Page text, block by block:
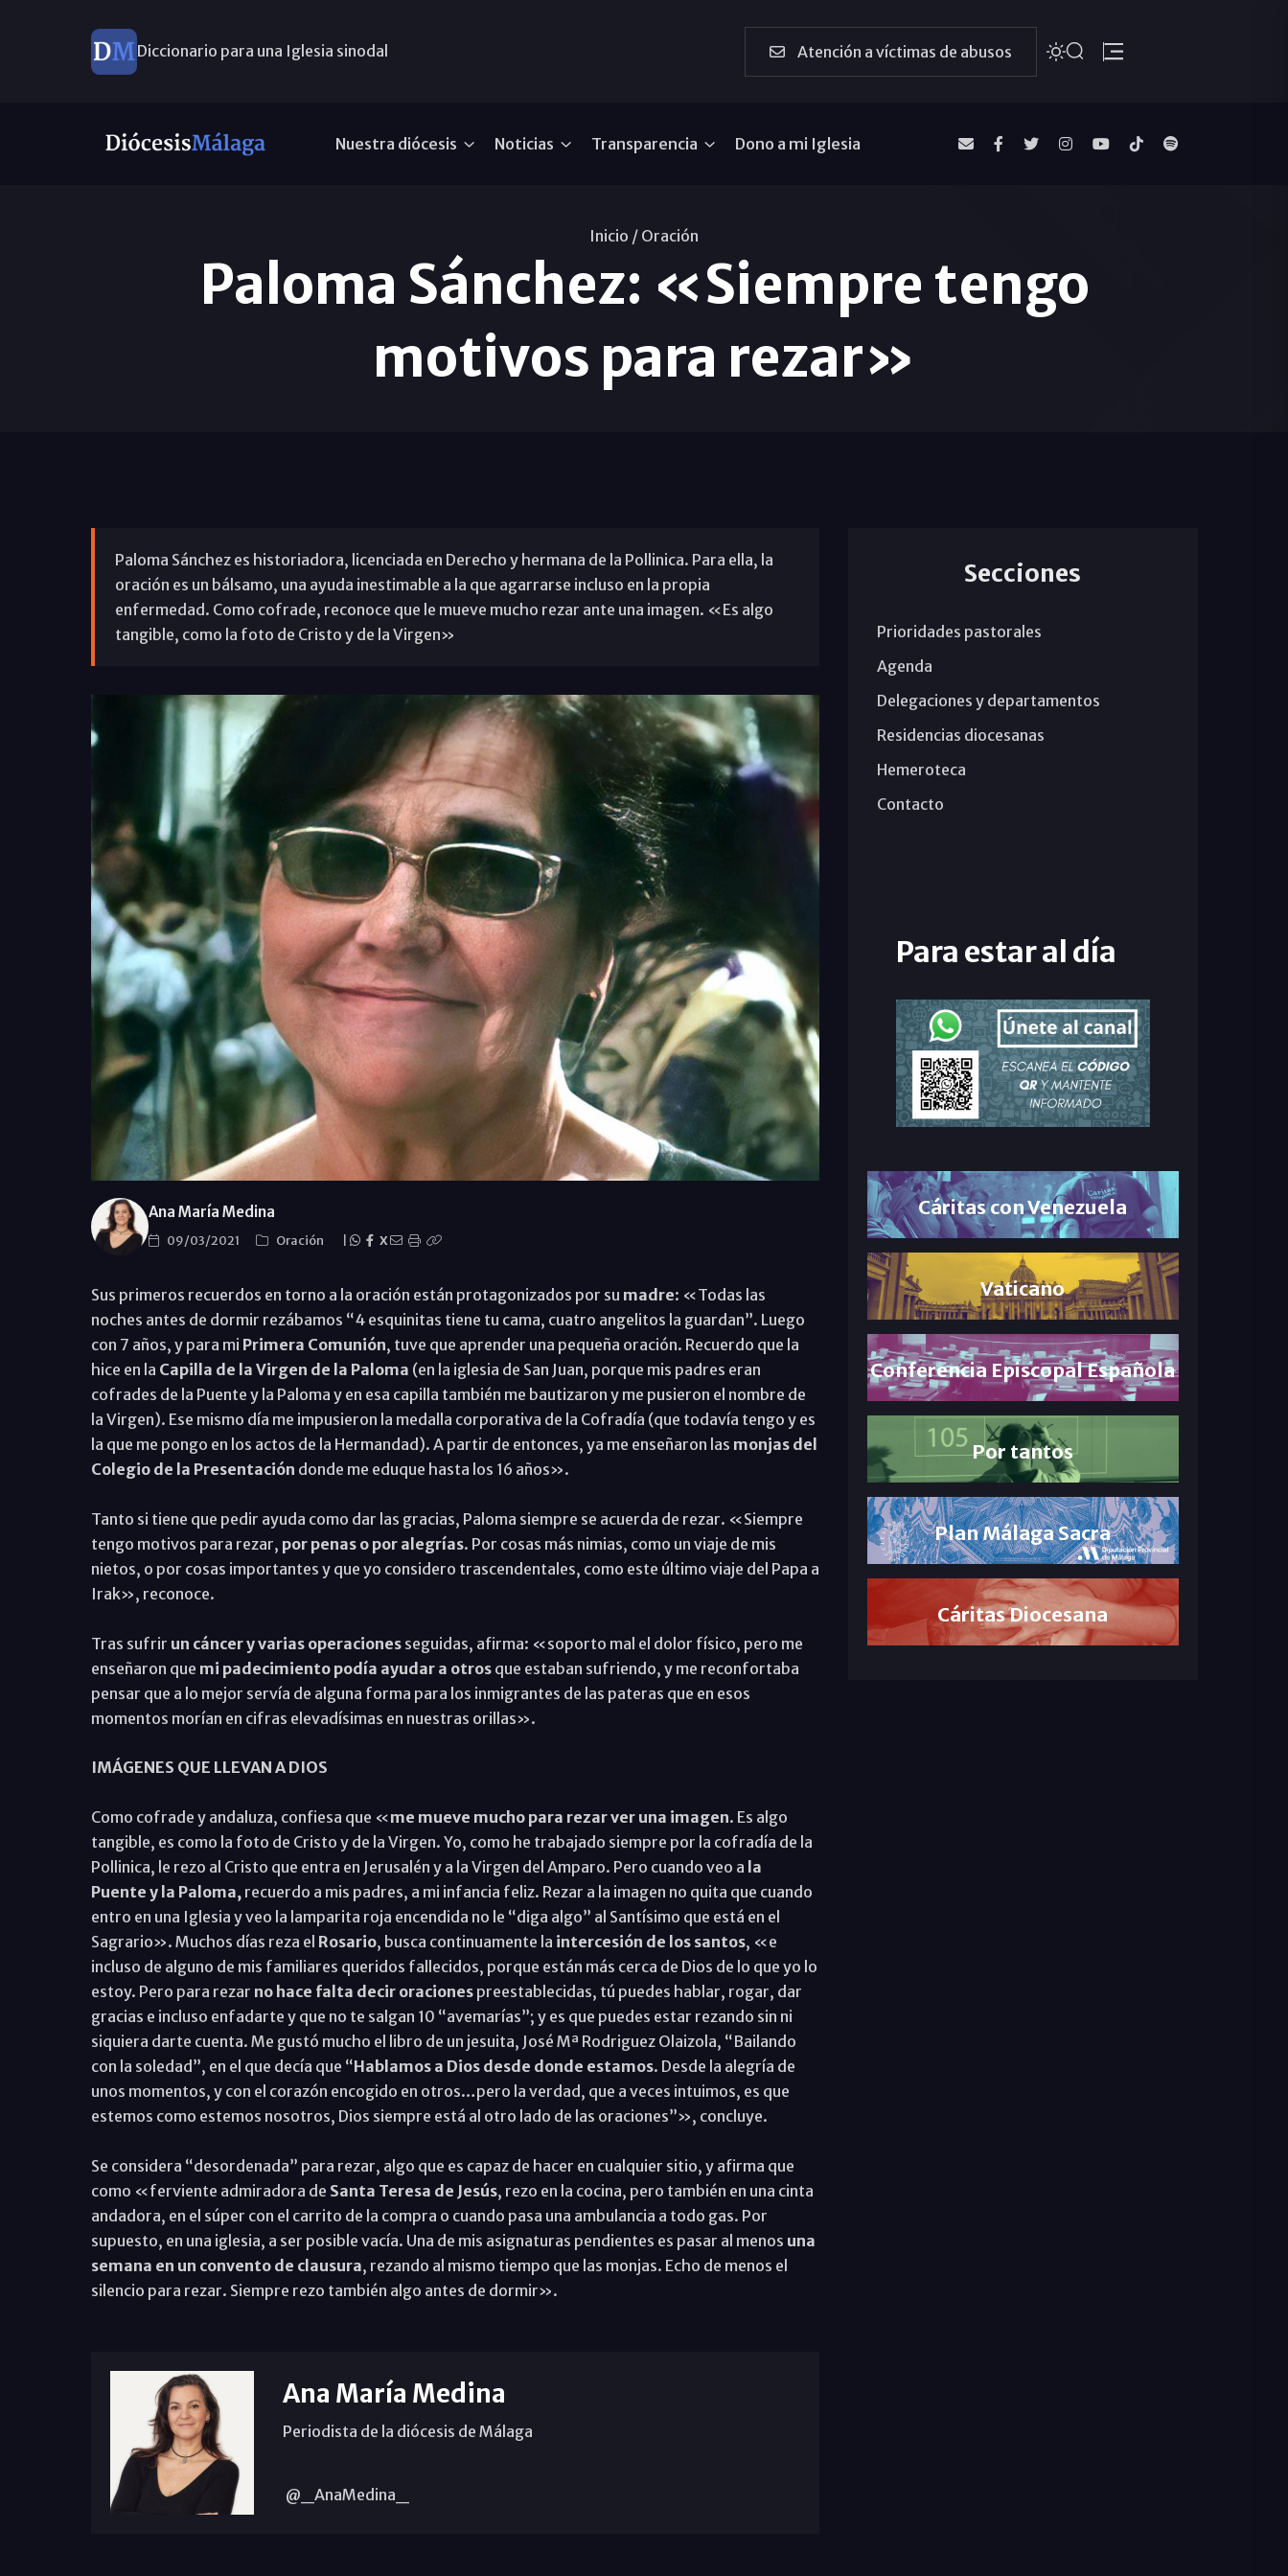
Diccionario para una Iglesia sinodal Atención a víctimas de abusos
Nuestra diócesis Noticias Transparencia Dono a mi Iglesia
Inicio / Oración
Paloma Sánchez: «Siempre tengo
motivos para rezar»
Paloma Sánchez es historiadora, licenciada en Derecho y hermana de la Pollinica. Para ella, la
oración es un bálsamo, una ayuda inestimable a la que agarrarse incluso en la propia
enfermedad. Como cofrade, reconoce que le mueve mucho rezar ante una imagen. «Es algo
tangible, como la foto de Cristo y de la Virgen»
Ana María Medina
09/03/2021 Oración X
Sus primeros recuerdos en torno a la oración están protagonizados por su madre: «Todas las
noches antes de dormir rezábamos “4 esquinitas tiene tu cama, cuatro angelitos la guardan”. Luego
con 7 años, y para mi Primera Comunión, tuve que aprender una pequeña oración. Recuerdo que la
hice en la Capilla de la Virgen de la Paloma (en la iglesia de San Juan, porque mis padres eran
cofrades de la Puente y la Paloma y en esa capilla también me bautizaron y me pusieron el nombre de
la Virgen). Ese mismo día me impusieron la medalla corporativa de la Cofradía (que todavía tengo y es
la que me pongo en los actos de la Hermandad). A partir de entonces, ya me enseñaron las monjas del
Colegio de la Presentación donde me eduque hasta los 16 años».
Tanto si tiene que pedir ayuda como dar las gracias, Paloma siempre se acuerda de rezar. «Siempre
tengo motivos para rezar, por penas o por alegrías. Por cosas más nimias, como un viaje de mis
nietos, o por cosas importantes y que yo considero trascendentales, como este último viaje del Papa a
Irak», reconoce.
Tras sufrir un cáncer y varias operacionesseguidas, afirma: «soporto mal el dolor físico, pero me
enseñaron que mi padecimiento podía ayudar a otrosque estaban sufriendo, y me reconfortaba
pensar que a lo mejor servía de alguna forma para los inmigrantes de las pateras que en esos
momentos morían en cifras elevadísimas en nuestras orillas».
IMÁGENES QUE LLEVAN A DIOS
Como cofrade y andaluza, confiesa que «me mueve mucho para rezar ver una imagen. Es algo
tangible, es como la foto de Cristo y de la Virgen. Yo, como he trabajado siempre por la cofradía de la
Pollinica, le rezo al Cristo que entra en Jerusalén y a la Virgen del Amparo. Pero cuando veo a la
Puente y la Paloma, recuerdo a mis padres, a mi infancia feliz. Rezar a la imagen no quita que cuando
entro en una Iglesia y veo la lamparita roja encendida no le “diga algo” al Santísimo que está en el
Sagrario». Muchos días reza el Rosario, busca continuamente la intercesión de los santos, «e
incluso de alguno de mis familiares queridos fallecidos, porque están más cerca de Dios de lo que yo lo
estoy. Pero para rezar no hace falta decir oracionespreestablecidas, tú puedes hablar, rogar, dar
gracias e incluso enfadarte y que no te salgan 10 “avemarías”; y es que puedes estar rezando sin ni
siquiera darte cuenta. Me gustó mucho el libro de un jesuita, José Mª Rodriguez Olaizola, “Bailando
con la soledad”, en el que decía que “Hablamos a Dios desde donde estamos. Desde la alegría de
unos momentos, y con el corazón encogido en otros…pero la verdad, que a veces intuimos, es que
estemos como estemos nosotros, Dios siempre está al otro lado de las oraciones”», concluye.
Se considera “desordenada” para rezar, algo que es capaz de hacer en cualquier sitio, y afirma que
como «ferviente admiradora de Santa Teresa de Jesús, rezo en la cocina, pero también en una cinta
andadora, en el súper con el carrito de la compra o cuando pasa una ambulancia a todo gas. Por
supuesto, en una iglesia, a ser posible vacía. Una de mis asignaturas pendientes es pasar al menos una
semana en un convento de clausura, rezando al mismo tiempo que las monjas. Echo de menos el
silencio para rezar. Siempre rezo también algo antes de dormir».
Ana María Medina
Periodista de la diócesis de Málaga
@_AnaMedina_
Secciones
Prioridades pastorales
Agenda
Delegaciones y departamentos
Residencias diocesanas
Hemeroteca
Contacto
Para estar al día
Cáritas con Venezuela
Vaticano
Conferencia Episcopal Española
Por tantos
Plan Málaga Sacra
Cáritas Diocesana